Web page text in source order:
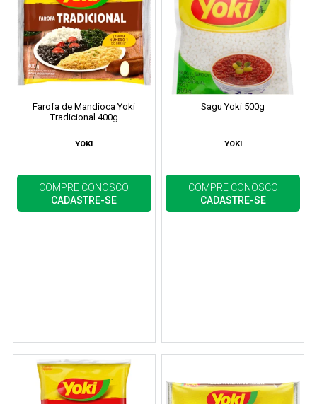
Farofa de Mandioca Yoki
Tradicional 400g
YOKI
COMPRE CONOSCO
CADASTRE-SE
Sagu Yoki 500g
YOKI
COMPRE CONOSCO
CADASTRE-SE